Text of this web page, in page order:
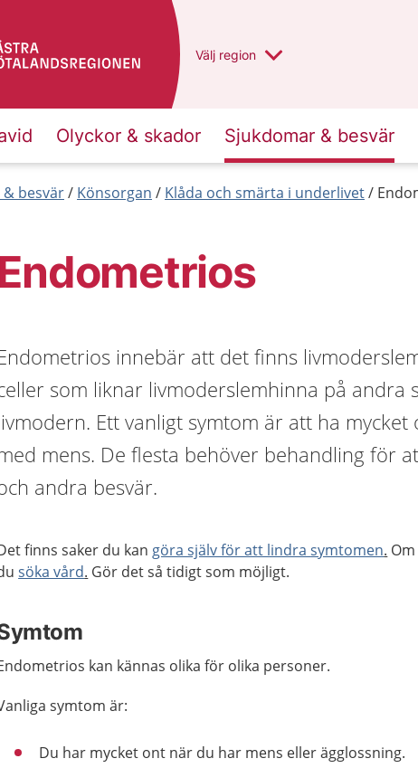
Du har valt region
Välj en annan
region
Olyckor & skador Sjukdomar & besvär
besvär Könsorgan Klåda och smärta i underlivet
Endometrios
innebär att det finns
som liknar livmoderslemhinna på andra
Ett vanligt symtom är att ha mycket
mens. De flesta behöver behandling för
andra besvär.
finns saker du kan göra själv för att lindrasymtomen.
söka vård. Gör det så tidigt som möjligt.
kan kännas olika för olika personer.
symtom är:
Du har mycket ont när du har mens eller ägglossning.